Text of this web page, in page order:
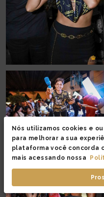
Nós utilizamos cookies e
para melhorar a sua
plataforma você concorda
mais acessando nossa